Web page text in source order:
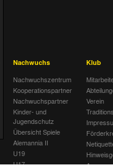
Nachwuchs
Nachwuchszentrum
Kooperationspartner
Nachwuchspartner
Kinder- und
Jugendschutz
Übersicht Spiele
Alemannia II
U19
U17
Klub
Verein